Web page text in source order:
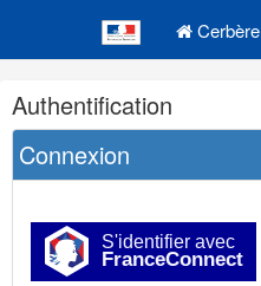
Cerbère
Navigation
et
outils
annexes
Authentification
Connexion
S'identifier avec
FranceConnect